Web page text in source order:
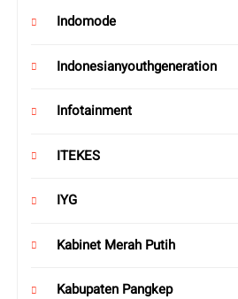
Indomode
Indonesianyouthgeneration
Infotainment
ITEKES
IYG
Kabinet Merah Putih
Kabupaten Pangkep